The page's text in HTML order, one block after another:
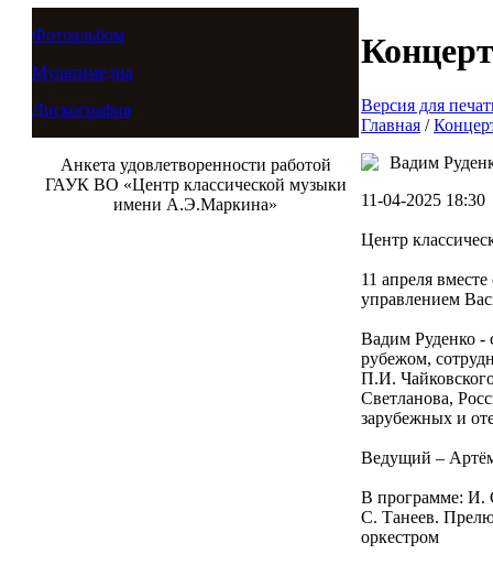
Фотоальбом
Мультимедиа
Дискография
Анкета удовлетворенности работой
ГАУК ВО «Центр классической музыки
имени А.Э.Маркина»
Версия для
Главная /
Вадим
11-04-2025 18:30
Центр
11 апреля
управлением
Вадим Руденко -
рубежом,
П.И.
Светланова,
зарубежных и
Ведущий –
В программе: И.
С. Танеев.
оркестром